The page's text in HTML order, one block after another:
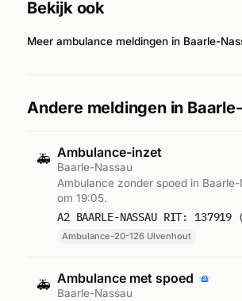
Bekijk ook
Meer ambulance meldingen in Baarle-
Andere meldingen in
🚑 Ambulance-inzet
Baarle-Nassau
Ambulance zonder spoed in
om 19:05.
A2 BAARLE-NASSAU RIT:
Ambulance-20-126 Ulvenhout
🚑 Ambulance met spoed
Baarle-Nassau